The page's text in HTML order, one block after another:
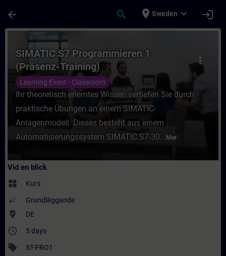
arrow_back search place Sweden expand_more login
Kurs - SIMATIC S7 Programmieren 1
more_vert
SIMATIC S7 Programmieren 1
(Präsenz-Training)
Learning Event - Classroom
Ihr theoretisch erlerntes Wissen vertiefen Sie durch
praktische Übungen an einem SIMATIC-
Anlagenmodell. Dieses besteht aus einem
Automatisierungssystem SIMATIC S7-30... Mer
Vid en blick
widgets Kurs
Grundläggande
where_to_vote DE
access_time 5 days
sell ST-PRO1